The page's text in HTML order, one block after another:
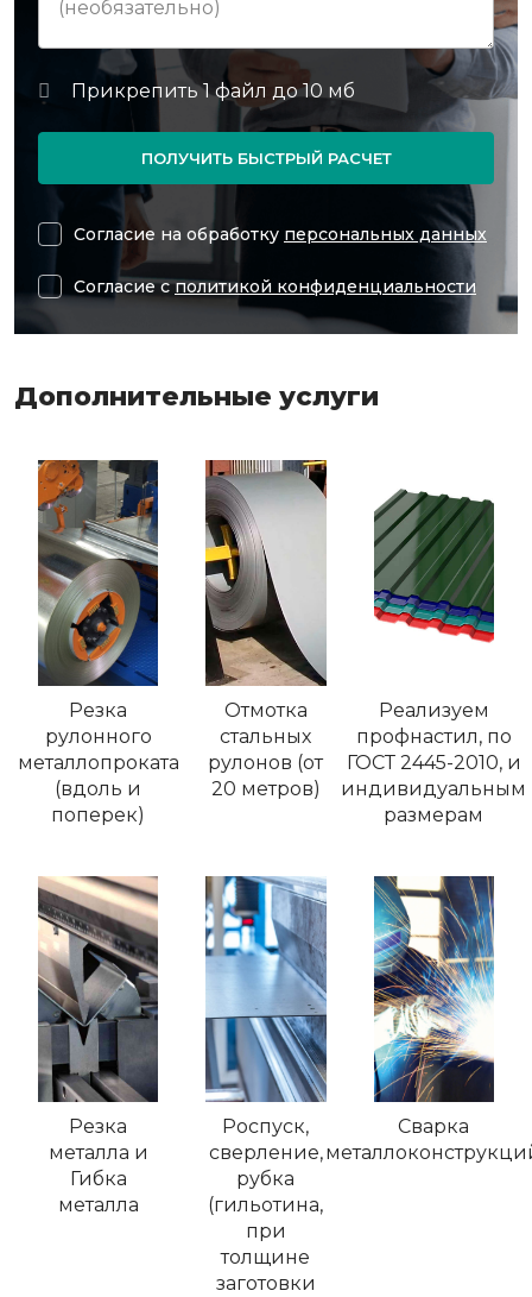
ПОЛУЧИТЬ БЫСТРЫЙ РАСЧЕТ
Согласие на обработку персональных данных
Согласие сполитикой конфиденциальности
Дополнительные услуги
Резка
рулонного
металлопроката
(вдоль и
поперек)
Отмотка
стальных
рулонов (от
20 метров)
Реализуем
профнастил, по
ГОСТ 2445-2010, и
индивидуальным
размерам
Резка
металла и
Гибка
металла
Роспуск,
сверление,
рубка
(гильотина,
при
толщине
заготовки
Сварка